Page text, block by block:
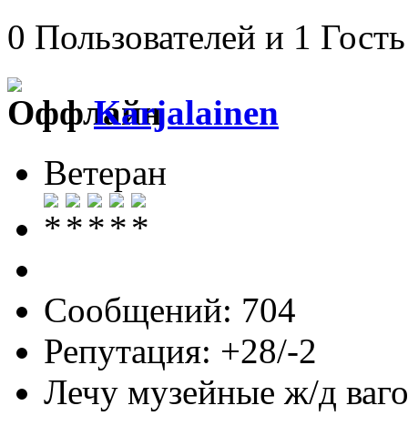
0 Пользователей и 1
Karjalainen
Ветеран
Сообщений: 704
Репутация: +28/-2
Лечу музейные ж/д